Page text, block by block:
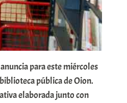
para este miércoles
pública de Oion.
elaborada junto con